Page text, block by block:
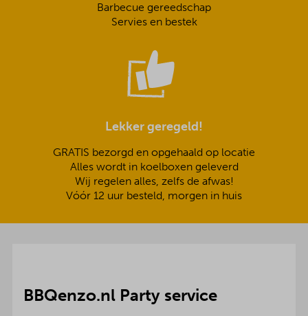
Barbecue gereedschap
Servies en bestek
Lekker geregeld!
GRATIS bezorgd en opgehaald op locatie
Alles wordt in koelboxen geleverd
Wij regelen alles, zelfs de afwas!
Vóór 12 uur besteld, morgen in huis
BBQenzo.nl Party service